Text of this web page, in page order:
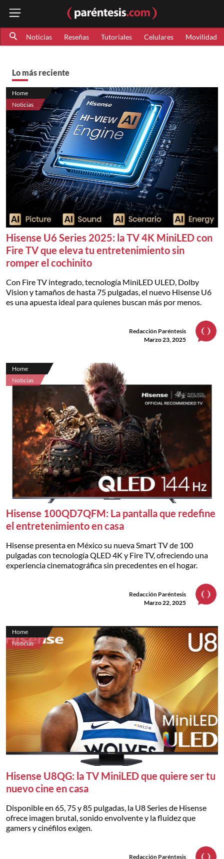
Noticias Reseñas Tutoriales Celulares Movilidad
Lo más reciente
Home
Noticias
Hisense U6 Series 2025: la TV 4K MiniLED con
Fire TV que eleva tu entretenimiento sin
romper el cochinito
Con Fire TV integrado, tecnología MiniLED ULED, Dolby
Vision y tamaños de hasta 75 pulgadas, el nuevo Hisense U6
es una apuesta ideal para quienes buscan más por menos.
Redacción Paréntesis
Marzo 23, 2025
Home
Noticias
Hisense 100QD7QFM: La pantalla que redefine
el entretenimiento en casa
Hisense presenta en México su nueva Smart TV de 100
pulgadas con tecnología QLED 4K y Fire TV, ofreciendo una
experiencia cinematográfica sin precedentes en el hogar.
Redacción Paréntesis
Marzo 22, 2025
Home
Noticias
Hisense U8QG: la TV MiniLED que quiere ser tu
nuevo cine en casa
Disponible en 65, 75 y 85 pulgadas, la U8 Series de Hisense
ofrece imagen brutal, sonido envolvente y la fluidez que
gamers y cinéfilos exigen.
Redacción Paréntesis